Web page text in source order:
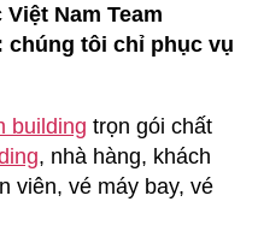
Nam Team
tôi chỉ phục vụ
building trọn gói chất
, nhà hàng, khách
viên, vé máy bay, vé